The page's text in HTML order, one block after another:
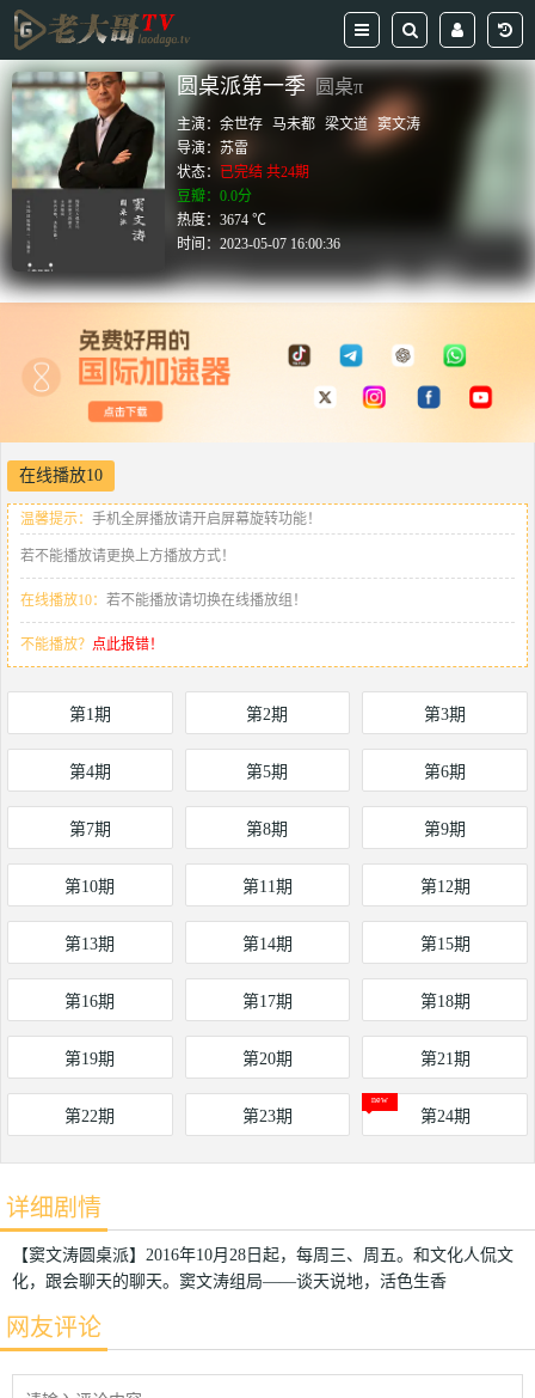
圆桌派第一季圆桌π
主演：余世存 马未都 梁文道 窦文涛
导演： 苏雷
状态： 已完结 共24期
豆瓣：0.0分
热度：3674 ℃
时间：2023-05-07 16:00:36
在线播放10
温馨提示： 手机全屏播放请开启屏幕旋转功能！
若不能播放请更换上方播放方式！
在线播放10： 若不能播放请切换在线播放组！
不能播放？ 点此报错！
第1期 第2期 第3期
第4期 第5期 第6期
第7期 第8期 第9期
第10期 第11期 第12期
第13期 第14期 第15期
第16期 第17期 第18期
第19期 第20期 第21期
第22期 第23期 第24期
详细剧情
【窦文涛圆桌派】2016年10月28日起，每周三、周五。和文化人侃文
化，跟会聊天的聊天。窦文涛组局——谈天说地，活色生香
网友评论